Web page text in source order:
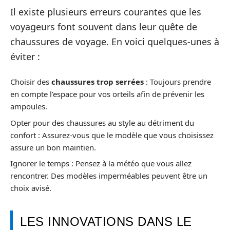
Il existe plusieurs erreurs courantes que les
voyageurs font souvent dans leur quête de
chaussures de voyage. En voici quelques-unes à
éviter :
Choisir des chaussures trop serrées : Toujours prendre
en compte l’espace pour vos orteils afin de prévenir les
ampoules.
Opter pour des chaussures au style au détriment du
confort : Assurez-vous que le modèle que vous choisissez
assure un bon maintien.
Ignorer le temps : Pensez à la météo que vous allez
rencontrer. Des modèles imperméables peuvent être un
choix avisé.
LES INNOVATIONS DANS LE